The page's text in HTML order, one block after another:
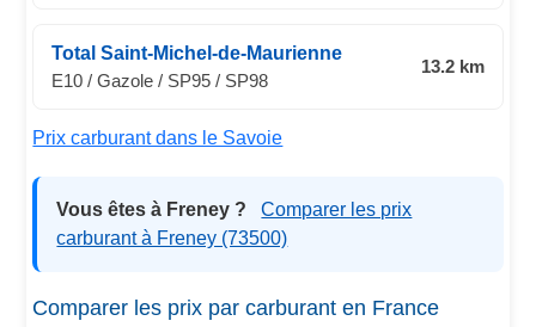
Total Saint-Michel-de-Maurienne
E10 / Gazole / SP95 / SP98
13.2 km
Prix carburant dans le Savoie
Vous êtes à Freney ?
Comparer les prix
carburant à Freney (73500)
Comparer les prix par carburant en France